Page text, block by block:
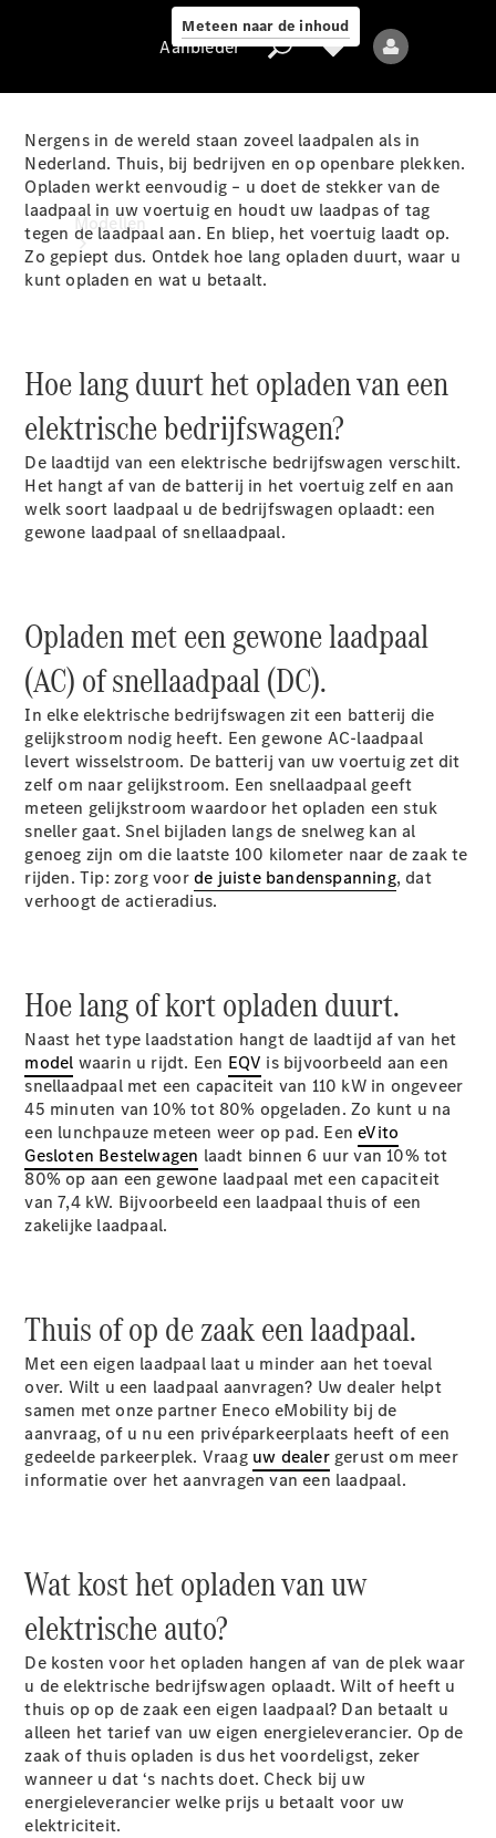
Meteen naar de inhoud
Aanbieder
Modellen
Alle modellen
Elektrische
modellen
Sprinter
Alle
Sprinter
Sprinter
Gesloten
Bestelwagen
Sprinter
Tourer
Sprinter
Chassiscabine
Sprinter
Chassiscabine
met open
laadbak
Configurator
Mercedes-
Benz Store
Vito
Alle Vito
Vito
Gesloten
Bestelwagen
Vito Mixto
Vito Tourer
Citan
Citan
Gesloten
Bestelwagen
Aanbieder
Nergens in de wereld staan zoveel laadpalen als in
Nederland. Thuis, bij bedrijven en op openbare plekken.
Opladen werkt eenvoudig – u doet de stekker van de
laadpaal in uw voertuig en houdt uw laadpas of tag
tegen de laadpaal aan. En bliep, het voertuig laadt op.
Zo gepiept dus. Ontdek hoe lang opladen duurt, waar u
kunt opladen en wat u betaalt.
Hoe lang duurt het opladen van een
elektrische bedrijfswagen?
De laadtijd van een elektrische bedrijfswagen verschilt.
Het hangt af van de batterij in het voertuig zelf en aan
welk soort laadpaal u de bedrijfswagen oplaadt: een
gewone laadpaal of snellaadpaal.
Opladen met een gewone laadpaal
(AC) of snellaadpaal (DC).
In elke elektrische bedrijfswagen zit een batterij die
gelijkstroom nodig heeft. Een gewone AC-laadpaal
levert wisselstroom. De batterij van uw voertuig zet dit
zelf om naar gelijkstroom. Een snellaadpaal geeft
meteen gelijkstroom waardoor het opladen een stuk
sneller gaat. Snel bijladen langs de snelweg kan al
genoeg zijn om die laatste 100 kilometer naar de zaak te
rijden. Tip: zorg voorde juiste bandenspanning, dat
verhoogt de actieradius.
Hoe lang of kort opladen duurt.
Naast het type laadstation hangt de laadtijd af van het
model waarin u rijdt. Een EQV is bijvoorbeeld aan een
snellaadpaal met een capaciteit van 110 kW in ongeveer
45 minuten van 10% tot 80% opgeladen. Zo kunt u na
een lunchpauze meteen weer op pad. EeneVito
Gesloten Bestelwagen laadt binnen 6 uur van 10% tot
80% op aan een gewone laadpaal met een capaciteit
van 7,4 kW. Bijvoorbeeld een laadpaal thuis of een
zakelijke laadpaal.
Thuis of op de zaak een laadpaal.
Met een eigen laadpaal laat u minder aan het toeval
over. Wilt u een laadpaal aanvragen? Uw dealer helpt
samen met onze partner Eneco eMobility bij de
aanvraag, of u nu een privéparkeerplaats heeft of een
gedeelde parkeerplek. Vraag uw dealergerust om meer
informatie over het aanvragen van een laadpaal.
Wat kost het opladen van uw
elektrische auto?
De kosten voor het opladen hangen af van de plek waar
u de elektrische bedrijfswagen oplaadt. Wilt of heeft u
thuis op op de zaak een eigen laadpaal? Dan betaalt u
alleen het tarief van uw eigen energieleverancier. Op de
zaak of thuis opladen is dus het voordeligst, zeker
wanneer u dat ‘s nachts doet. Check bij uw
energieleverancier welke prijs u betaalt voor uw
elektriciteit.